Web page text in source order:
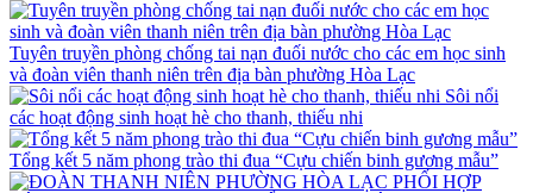
Tuyên truyền phòng chống tai nạn đuối nước cho các em học sinh
và đoàn viên thanh niên trên địa bàn phường Hòa Lạc
Sôi nổi
các hoạt động sinh hoạt hè cho thanh, thiếu nhi
Tổng kết 5 năm phong trào thi đua “Cựu chiến binh gương mẫu”